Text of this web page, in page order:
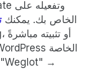
موقع WordPress الخاص بك. يمكنك